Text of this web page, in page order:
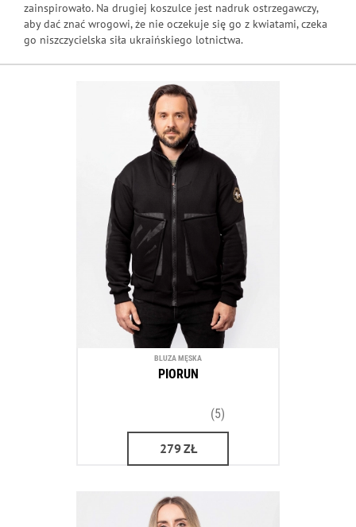
zainspirowało. Na drugiej koszulce jest nadruk ostrzegawczy,
aby dać znać wrogowi, że nie oczekuje się go z kwiatami, czeka
go niszczycielska siła ukraińskiego lotnictwa.
BLUZA MĘSKA
PIORUN
(5)
279ZŁ